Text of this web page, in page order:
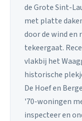
de Grote Sint-
met platte
door de wind en
tekeergaat.
vlakbij het
historische
De Hoef en
'70-woningen
inspecteer en